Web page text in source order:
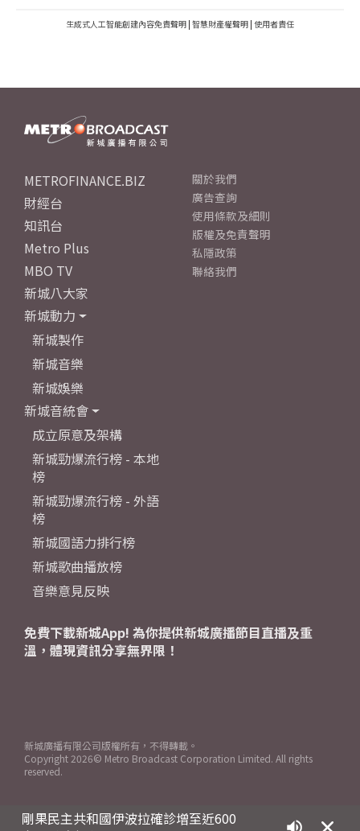
生成式人工智能創建內容免責聲明 | 智慧財產權聲明 | 使用者責任
剛果民主共和國伊波拉確診增至近600
METROFINANCE.BIZ
財經台
知訊台
Metro Plus
MBO TV
新城八大家
新城動力
新城製作
新城音樂
新城娛樂
新城音統會
成立原意及架構
新城勁爆流行榜 - 本地
榜
新城勁爆流行榜 - 外語
榜
新城國語力排行榜
新城歌曲播放榜
音樂意見反映
關於我們
廣告查詢
使用條款及細則
版權及免責聲明
私隱政策
聯絡我們
免費下載新城App! 為你提供新城廣播節目直播及重
溫，體現資訊分享無界限！
新城廣播有限公司版權所有，不得轉載。
Copyright 2026© Metro Broadcast Corporation Limited. All rights
reserved.